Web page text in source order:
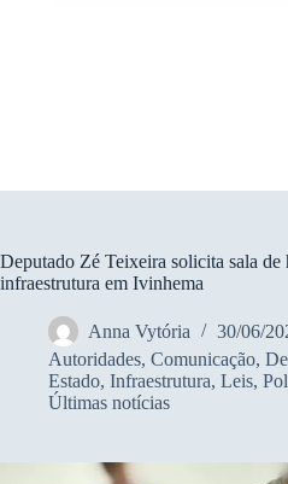
Deputado Zé Teixeira solicita sala de
infraestrutura em Ivinhema
Anna Vytória
30/06/
Autoridades, Comunicação,
Estado, Infraestrutura, Leis,
Últimas notícias